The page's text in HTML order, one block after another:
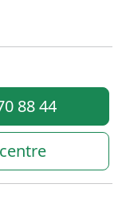
88 44